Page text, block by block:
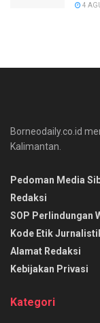
4
Borneodaily.co.id
Kalimantan.
Pedoman Media
Redaksi
SOP Perlindungan
Kode Etik
Alamat Redaksi
Kebijakan Privasi
Kategori